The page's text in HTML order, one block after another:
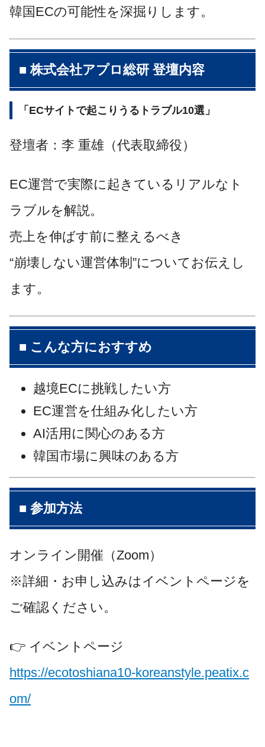
韓国ECの可能性を深掘りします。
■ 株式会社アプロ総研 登壇内容
「ECサイトで起こりうるトラブル10選」
登壇者：李 重雄（代表取締役）
EC運営で実際に起きているリアルなト
ラブルを解説。
売上を伸ばす前に整えるべき
“崩壊しない運営体制”についてお伝えし
ます。
■ こんな方におすすめ
越境ECに挑戦したい方
EC運営を仕組み化したい方
AI活用に関心のある方
韓国市場に興味のある方
■ 参加方法
オンライン開催（Zoom）
※詳細・お申し込みはイベントページを
ご確認ください。
👉 イベントページ
https://ecotoshiana10-koreanstyle.peatix.c
om/